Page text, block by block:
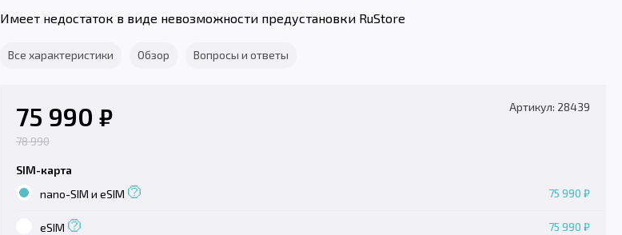
Имеет недостаток в виде невозможности предустановки RuStore
Все характеристики Обзор Вопросы и ответы
75 990 ₽ Артикул: 28439
78 990
SIM-карта
nano-SIM и eSIM
75 990 ₽
eSIM 75 990 ₽